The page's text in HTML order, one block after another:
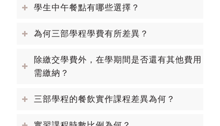
學生中午餐點有哪些選擇？
為何三部學程學費有所差異？
除繳交學費外，在學期間是否還有其他費用
需繳納？
三部學程的餐飲實作課程差異為何？